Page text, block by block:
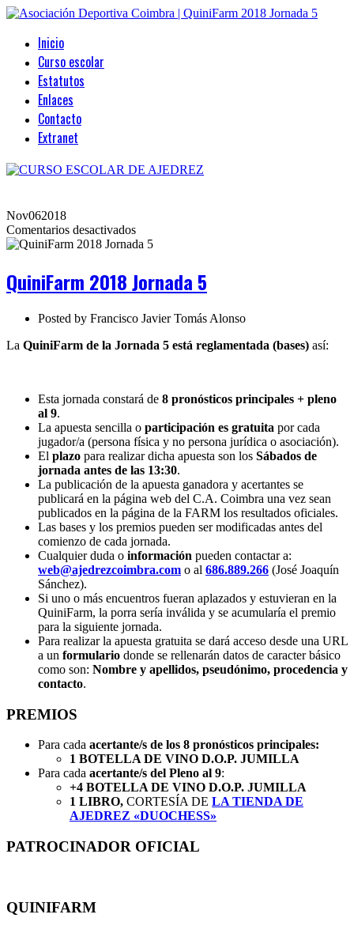
Inicio
Curso escolar
Estatutos
Enlaces
Contacto
Extranet
Nov062018
Comentarios desactivadosen
QuiniFarm
5
QuiniFarm 2018 Jornada 5
Posted by Francisco Javier Tomás Alonso
La QuiniFarm de la Jornada 5 está reglamentada (bases) así:
Esta jornada constará de 8 pronósticos principales + pleno
al 9.
La apuesta sencilla o participación es gratuita por cada
jugador/a (persona física y no persona jurídica o asociación).
El plazo para realizar dicha apuesta son los Sábados de
jornada antes de las 13:30.
La publicación de la apuesta ganadora y acertantes se
publicará en la página web del C.A. Coimbra una vez sean
publicados en la página de la FARM los resultados oficiales.
Las bases y los premios pueden ser modificadas antes del
comienzo de cada jornada.
Cualquier duda o información pueden contactar a:
web@ajedrezcoimbra.com o al 686.889.266 (José Joaquín
Sánchez).
Si uno o más encuentros fueran aplazados y estuvieran en la
QuiniFarm, la porra sería inválida y se acumularía el premio
para la siguiente jornada.
Para realizar la apuesta gratuita se dará acceso desde una URL
a un formulario donde se rellenarán datos de caracter básico
como son: Nombre y apellidos, pseudónimo, procedencia y
contacto.
PREMIOS
Para cada acertante/s de los 8 pronósticos principales:
1 BOTELLA DE VINO D.O.P. JUMILLA
Para cada acertante/s del Pleno al 9:
+4 BOTELLA DE VINO D.O.P. JUMILLA
1 LIBRO, CORTESÍA DE LA TIENDA DE
AJEDREZ «DUOCHESS»
PATROCINADOR OFICIAL
QUINIFARM